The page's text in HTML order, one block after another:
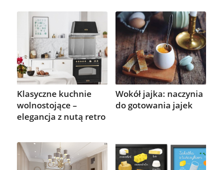
Klasyczne kuchnie
wolnostojące –
elegancja z nutą retro
Wokół jajka: naczynia
do gotowania jajek